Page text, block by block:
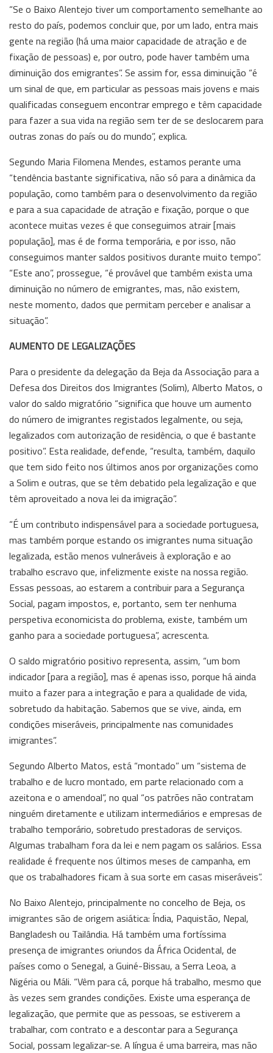
“Se o Baixo Alentejo tiver um comportamento semelhante ao
resto do país, podemos concluir que, por um lado, entra mais
gente na região (há uma maior capacidade de atração e de
fixação de pessoas) e, por outro, pode haver também uma
diminuição dos emigrantes”. Se assim for, essa diminuição “é
um sinal de que, em particular as pessoas mais jovens e mais
qualificadas conseguem encontrar emprego e têm capacidade
para fazer a sua vida na região sem ter de se deslocarem para
outras zonas do país ou do mundo”, explica.
Segundo Maria Filomena Mendes, estamos perante uma
“tendência bastante significativa, não só para a dinâmica da
população, como também para o desenvolvimento da região
e para a sua capacidade de atração e fixação, porque o que
acontece muitas vezes é que conseguimos atrair [mais
população], mas é de forma temporária, e por isso, não
conseguimos manter saldos positivos durante muito tempo”.
“Este ano”, prossegue, “é provável que também exista uma
diminuição no número de emigrantes, mas, não existem,
neste momento, dados que permitam perceber e analisar a
situação”.
AUMENTO DE LEGALIZAÇÕES
Para o presidente da delegação da Beja da Associação para a
Defesa dos Direitos dos Imigrantes (Solim), Alberto Matos, o
valor do saldo migratório “significa que houve um aumento
do número de imigrantes registados legalmente, ou seja,
legalizados com autorização de residência, o que é bastante
positivo”. Esta realidade, defende, “resulta, também, daquilo
que tem sido feito nos últimos anos por organizações como
a Solim e outras, que se têm debatido pela legalização e que
têm aproveitado a nova lei da imigração”.
“É um contributo indispensável para a sociedade portuguesa,
mas também porque estando os imigrantes numa situação
legalizada, estão menos vulneráveis à exploração e ao
trabalho escravo que, infelizmente existe na nossa região.
Essas pessoas, ao estarem a contribuir para a Segurança
Social, pagam impostos, e, portanto, sem ter nenhuma
perspetiva economicista do problema, existe, também um
ganho para a sociedade portuguesa”, acrescenta.
O saldo migratório positivo representa, assim, “um bom
indicador [para a região], mas é apenas isso, porque há ainda
muito a fazer para a integração e para a qualidade de vida,
sobretudo da habitação. Sabemos que se vive, ainda, em
condições miseráveis, principalmente nas comunidades
imigrantes”.
Segundo Alberto Matos, está “montado” um “sistema de
trabalho e de lucro montado, em parte relacionado com a
azeitona e o amendoal”, no qual “os patrões não contratam
ninguém diretamente e utilizam intermediários e empresas de
trabalho temporário, sobretudo prestadoras de serviços.
Algumas trabalham fora da lei e nem pagam os salários. Essa
realidade é frequente nos últimos meses de campanha, em
que os trabalhadores ficam à sua sorte em casas miseráveis”.
No Baixo Alentejo, principalmente no concelho de Beja, os
imigrantes são de origem asiática: Índia, Paquistão, Nepal,
Bangladesh ou Tailândia. Há também uma fortíssima
presença de imigrantes oriundos da África Ocidental, de
países como o Senegal, a Guiné-Bissau, a Serra Leoa, a
Nigéria ou Máli. “Vêm para cá, porque há trabalho, mesmo que
às vezes sem grandes condições. Existe uma esperança de
legalização, que permite que as pessoas, se estiverem a
trabalhar, com contrato e a descontar para a Segurança
Social, possam legalizar-se. A língua é uma barreira, mas não